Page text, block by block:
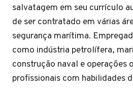
salvatagem em seu currículo
de ser contratado em várias
segurança marítima.
como indústria petrolífera,
construção naval e operações
profissionais com habilidades